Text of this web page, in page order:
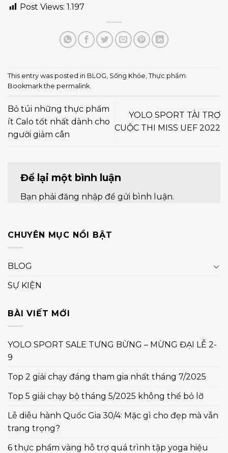
Post Views: 1.197
This entry was posted in BLOG, Sống Khỏe, Thực phẩm.
Bookmark the permalink.
Bỏ túi những thực phẩm
ít Calo tốt nhất dành cho
người giảm cân
YOLO SPORT TÀI TRỢ
CUỘC THI MISS UEF 2022
Để lại một bình luận
Bạn phải đăng nhập để gửi bình luận.
CHUYÊN MỤC NỔI BẬT
BLOG
SỰ KIỆN
BÀI VIẾT MỚI
YOLO SPORT SALE TƯNG BỪNG – MỪNG ĐẠI LỄ 2-
9
Top 2 giải chạy đáng tham gia nhất tháng 7/2025
Top 5 giải chạy bộ tháng 5/2025 không thể bỏ lỡ
Lễ diễu hành Quốc Gia 30/4: Mặc gì cho đẹp mà vẫn
trang trọng?
6 thực phẩm vàng hỗ trợ quá trình tập yoga hiệu